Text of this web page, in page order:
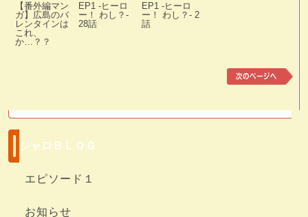
【番外編マン
ガ】広島のバ
レンタインは
これ、
か…？？
EP1 -ヒーロ
ー！ わし？-
28話
EP1 -ヒーロ
ー！ わし？- 2
話
の
記
ジャロＢＬＯＧ
エピソード１
お知らせ